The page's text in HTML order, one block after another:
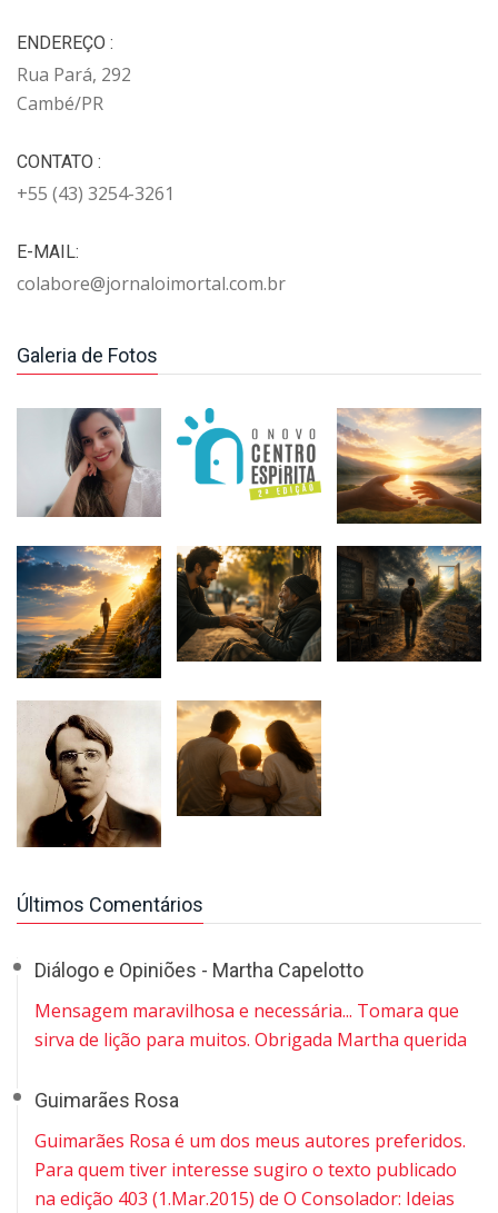
ENDEREÇO :
Rua Pará, 292
Cambé/PR
CONTATO :
+55 (43) 3254-3261
E-MAIL:
colabore@jornaloimortal.com.br
Galeria de Fotos
Últimos Comentários
Diálogo e Opiniões - Martha Capelotto
Mensagem maravilhosa e necessária... Tomara que
sirva de lição para muitos. Obrigada Martha querida
Guimarães Rosa
Guimarães Rosa é um dos meus autores preferidos.
Para quem tiver interesse sugiro o texto publicado
na edição 403 (1.Mar.2015) de O Consolador: Ideias